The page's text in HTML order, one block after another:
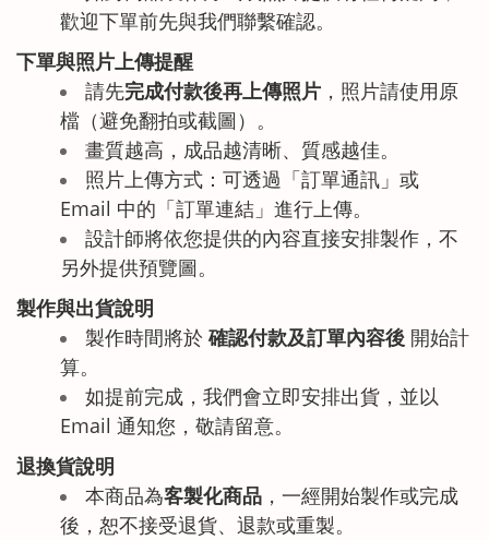
歡迎下單前先與我們聯繫確認。
下單與照片上傳提醒
請先完成付款後再上傳照片 ，照片請使用原
檔（避免翻拍或截圖）。
畫質越高，成品越清晰、質感越佳。
照片上傳方式：可透過「訂單通訊」或
Email 中的「訂單連結」進行上傳。
設計師將依您提供的內容直接安排製作，不
另外提供預覽圖。
製作與出貨說明
製作時間將於確認付款及訂單內容後 開始計
算。
如提前完成，我們會立即安排出貨，並以
Email 通知您，敬請留意。
退換貨說明
本商品為客製化商品 ，一經開始製作或完成
後，恕不接受退貨、退款或重製。